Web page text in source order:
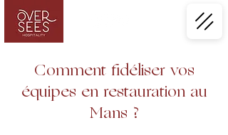
Comment fidéliser vos
équipes en restauration au
Mans ?